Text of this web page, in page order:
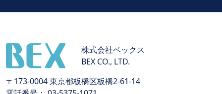
株式会社ベックス
BEX CO., LTD.
〒173-0004 東京都板橋区板橋2-61-14